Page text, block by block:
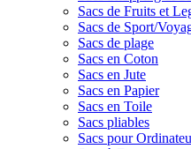
Sacs de Fruits et
Sacs de Sport/
Sacs de plage
Sacs en Coton
Sacs en Jute
Sacs en Papier
Sacs en Toile
Sacs pliables
Sacs pour